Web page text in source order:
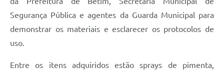
Segurança Pública e agentes da Guarda Municipal para
demonstrar os materiais e esclarecer os protocolos de
uso.
Entre os itens adquiridos estão sprays de pimenta,